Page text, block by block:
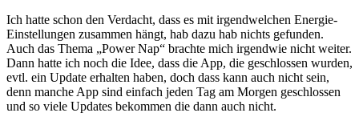
Ich hatte schon den Verdacht, dass es mit irgendwelchen Energie-
Einstellungen zusammen hängt, hab dazu hab nichts gefunden.
Auch das Thema „Power Nap“ brachte mich irgendwie nicht weiter.
Dann hatte ich noch die Idee, dass die App, die geschlossen wurden,
evtl. ein Update erhalten haben, doch dass kann auch nicht sein,
denn manche App sind einfach jeden Tag am Morgen geschlossen
und so viele Updates bekommen die dann auch nicht.